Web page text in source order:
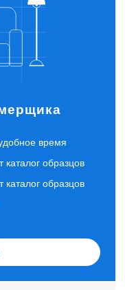
время
образцов
образцов